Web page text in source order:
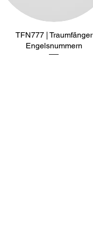
Schnellansicht
TFN777 | Traumfänger
Engelsnummern